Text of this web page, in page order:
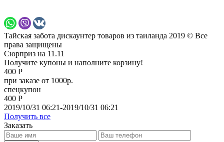
Тайская забота дискаунтер товаров из таиланда 2019 © Все
права защищены
Сюрприз на 11.11
Получите купоны и наполните корзину!
400 Р
при заказе от 1000р.
спецкупон
400 Р
2019/10/31 06:21-2019/10/31 06:21
Получить все
Заказать